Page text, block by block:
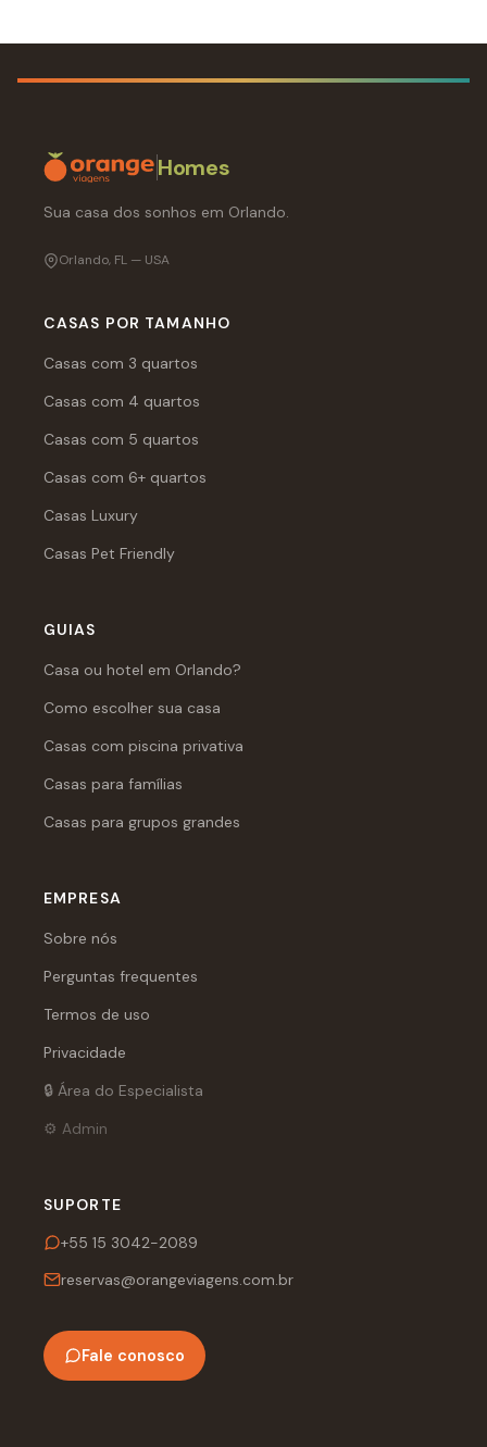
Homes
Sua casa dos sonhos em Orlando.
Orlando, FL — USA
CASAS POR TAMANHO
Casas com 3 quartos
Casas com 4 quartos
Casas com 5 quartos
Casas com 6+ quartos
Casas Luxury
Casas Pet Friendly
GUIAS
Casa ou hotel em Orlando?
Como escolher sua casa
Casas com piscina privativa
Casas para famílias
Casas para grupos grandes
EMPRESA
Sobre nós
Perguntas frequentes
Termos de uso
Privacidade
🔒 Área do Especialista
⚙️ Admin
SUPORTE
+55 15 3042-2089
reservas@orangeviagens.com.br
Fale conosco